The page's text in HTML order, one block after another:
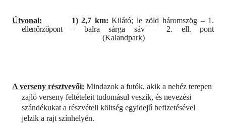
Útvonal: 1) 2,7 km: Kilátó; le zöld háromszög – 1.
ellenőrzőpont– balra sárga sáv – 2. ell. pont
(Kalandpark)
A verseny résztvevői: Mindazok a futók, akik a nehéz terepen
zajló verseny feltételeit tudomásul veszik, és nevezési
szándékukat a részvételi költség egyidejű befizetésével
jelzik a rajt színhelyén.